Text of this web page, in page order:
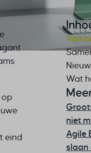
op
eind
Van
Wat
niet
Agile
slaan